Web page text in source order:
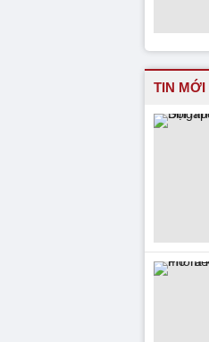
TIN MỚI